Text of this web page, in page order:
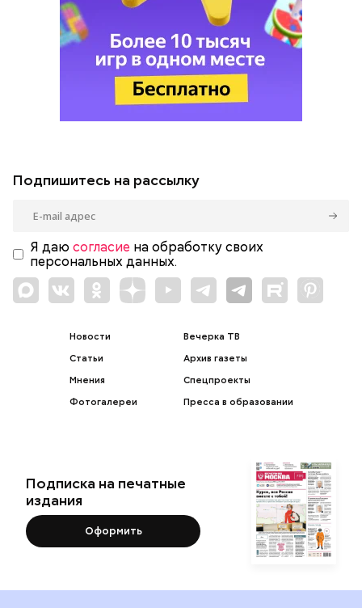
Подпишитесь на рассылку
Я даю согласие на обработку своих
персональных данных.
Новости
Статьи
Мнения
Фотогалереи
Вечерка ТВ
Архив газеты
Спецпроекты
Пресса в образовании
Подписка на печатные
издания
Оформить